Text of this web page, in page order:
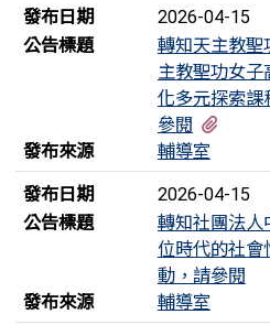
發布日期
2026-04-15
公告標題
轉知天主教
主教聖功女
化多元探索
參閱
發布來源
輔導室
發布日期
2026-04-15
公告標題
轉知社團法
位時代的社會
動，請參閱
發布來源
輔導室